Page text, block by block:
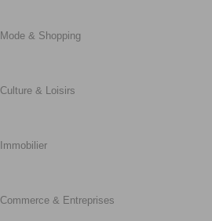
Mode & Shopping
Culture & Loisirs
Immobilier
Commerce & Entreprises